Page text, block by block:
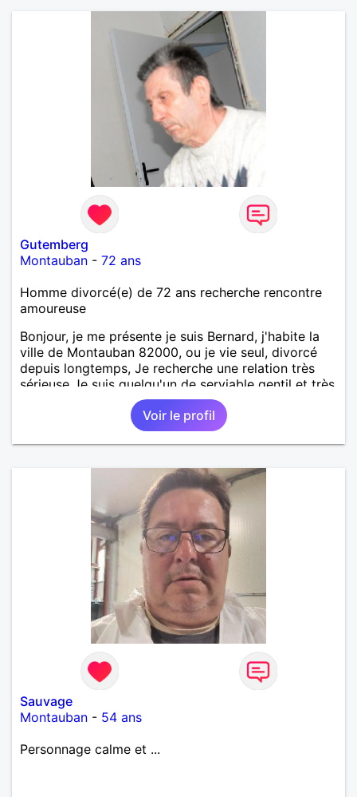
Gutemberg
Montauban - 72 ans
Homme divorcé(e) de 72 ans recherche rencontre
amoureuse
Bonjour, je me présente je suis Bernard, j'habite la
ville de Montauban 82000, ou je vie seul, divorcé
depuis longtemps, Je recherche une relation très
sérieuse Je suis quelqu'un de serviable gentil et très
attentionné et très calme, J'aime les livres, le
jardinage, les promenades en campagne, et les
sorties au restaurant, Je mène une vie très simple je
rénove personnellement une petite villa que je viens
Voir le profil
Sauvage
Montauban - 54 ans
Personnage calme et ...